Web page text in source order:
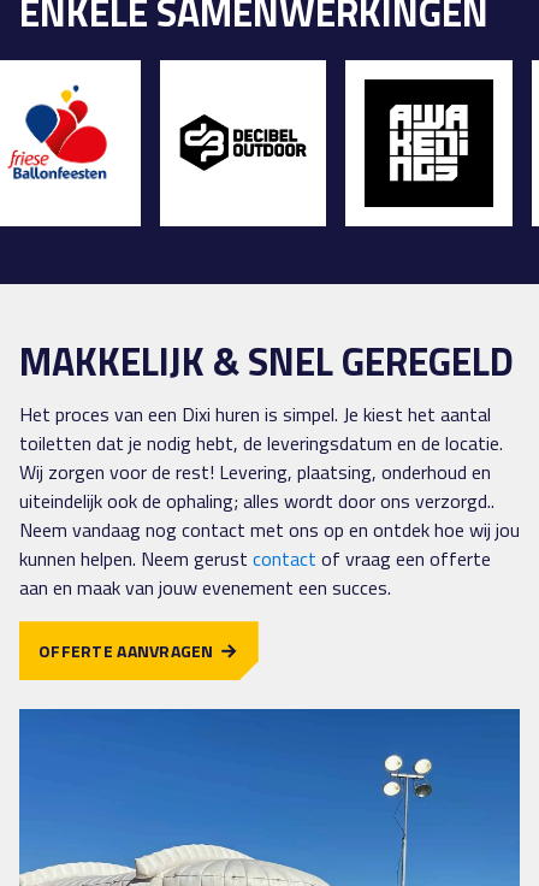
MAKKELIJK & SNEL GEREGELD
Het proces van een Dixi huren is simpel. Je kiest het aantal
toiletten dat je nodig hebt, de leveringsdatum en de locatie.
Wij zorgen voor de rest! Levering, plaatsing, onderhoud en
uiteindelijk ook de ophaling; alles wordt door ons verzorgd..
Neem vandaag nog contact met ons op en ontdek hoe wij jou
kunnen helpen. Neem gerust contact of vraag een offerte
aan en maak van jouw evenement een succes.
OFFERTE AANVRAGEN